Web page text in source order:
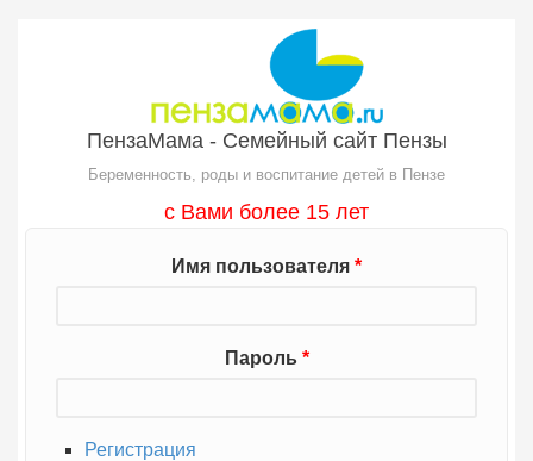
ПензаМама - Семейный сайт Пензы
Беременность, роды и воспитание детей в Пензе
с Вами более 15 лет
Имя пользователя *
Пароль *
Регистрация